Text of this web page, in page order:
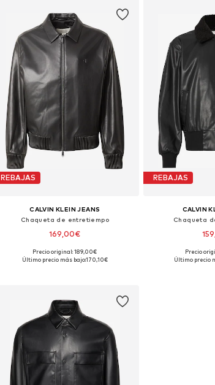
REBAJAS
CALVIN KLEIN JEANS
Chaqueta de entretiempo
169,00€
Tallas disponibles: XS, S, M, L, XL
Precio original: 189,00€
Último precio más bajo:170,10€
REBAJAS
CALVIN
Chaqueta
Tallas
Precio
Último precio